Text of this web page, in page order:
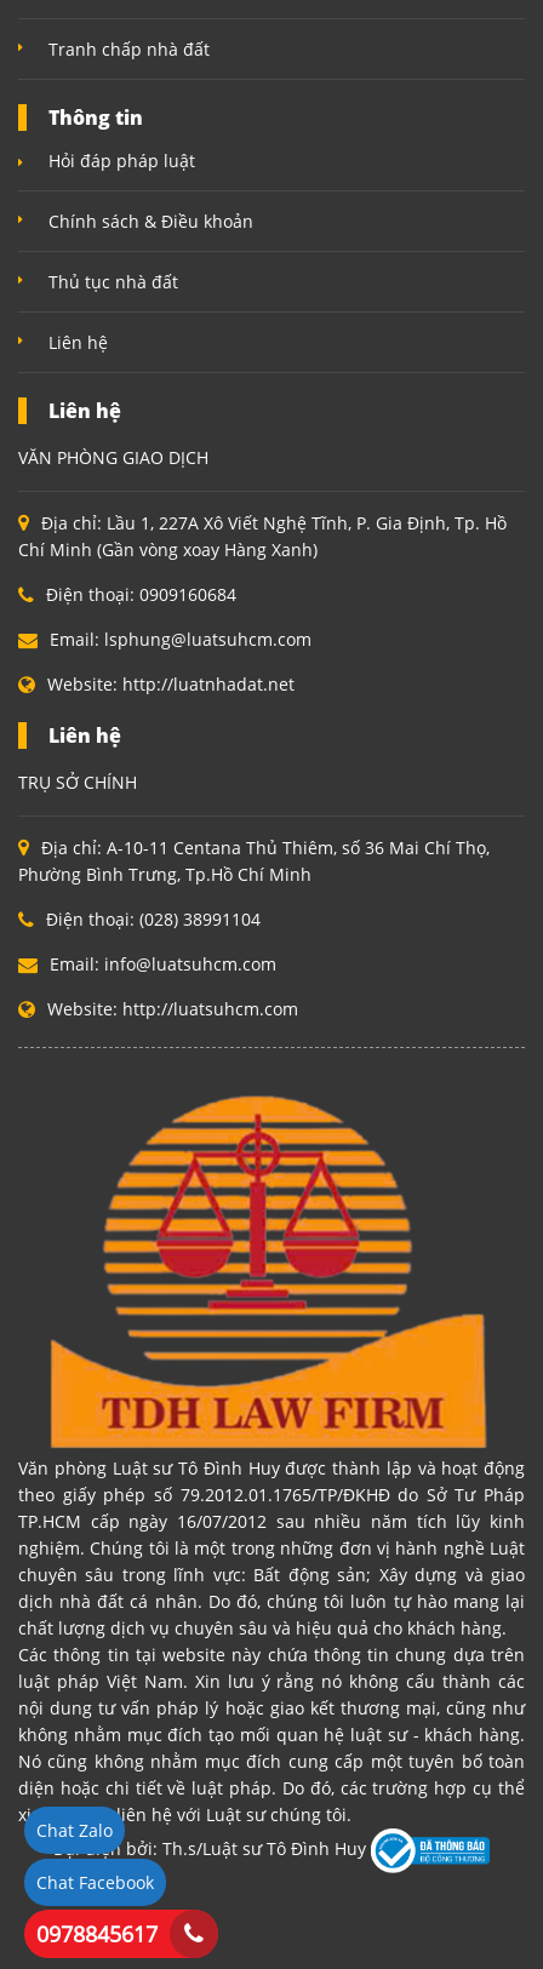
Tranh chấp nhà đất
Thông tin
Hỏi đáp pháp luật
Chính sách & Điều khoản
Thủ tục nhà đất
Liên hệ
Liên hệ
VĂN PHÒNG GIAO DỊCH
Địa chỉ: Lầu 1, 227A Xô Viết Nghệ Tĩnh, P. Gia Định, Tp. Hồ
Chí Minh (Gần vòng xoay Hàng Xanh)
Điện thoại: 0909160684
Email: lsphung@luatsuhcm.com
Website: http://luatnhadat.net
Liên hệ
TRỤ SỞ CHÍNH
Địa chỉ: A-10-11 Centana Thủ Thiêm, số 36 Mai Chí Thọ,
Phường Bình Trưng, Tp.Hồ Chí Minh
Điện thoại: (028) 38991104
Email: info@luatsuhcm.com
Website: http://luatsuhcm.com
Văn phòng Luật sư Tô Đình Huy được thành lập và hoạt động
theo giấy phép số 79.2012.01.1765/TP/ĐKHĐ do Sở Tư Pháp
TP.HCM cấp ngày 16/07/2012 sau nhiều năm tích lũy kinh
nghiệm. Chúng tôi là một trong những đơn vị hành nghề Luật
chuyên sâu trong lĩnh vực: Bất động sản; Xây dựng và giao
dịch nhà đất cá nhân. Do đó, chúng tôi luôn tự hào mang lại
chất lượng dịch vụ chuyên sâu và hiệu quả cho khách hàng.
Các thông tin tại website này chứa thông tin chung dựa trên
luật pháp Việt Nam. Xin lưu ý rằng nó không cấu thành các
nội dung tư vấn pháp lý hoặc giao kết thương mại, cũng như
không nhằm mục đích tạo mối quan hệ luật sư - khách hàng.
Nó cũng không nhằm mục đích cung cấp một tuyên bố toàn
diện hoặc chi tiết về luật pháp. Do đó, các trường hợp cụ thể
xin vui lòng liên hệ với Luật sư chúng tôi.
Đại diện bởi: Th.s/Luật sư Tô Đình Huy
Chat Facebook
Chat Zalo
0978845617